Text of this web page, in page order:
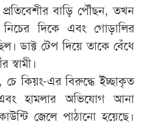
বাড়ি পৌঁছন, তখন
দিকে এবং গোড়ালির
ডাক্ট টেপ দিয়ে তাকে বেঁধে
স্বামী।
চে কিয়ং-এর বিরুদ্ধে ইচ্ছাকৃত
হামলার অভিযোগ আনা
জেলে পাঠানো হয়েছে।